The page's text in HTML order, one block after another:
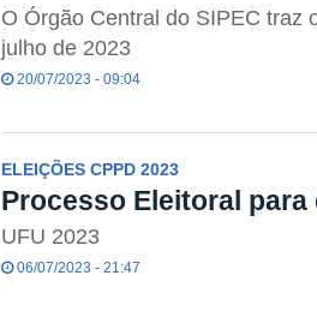
O Órgão Central do SIPEC traz
julho de 2023
20/07/2023 - 09:04
ELEIÇÕES CPPD 2023
Processo Eleitoral para
UFU 2023
06/07/2023 - 21:47